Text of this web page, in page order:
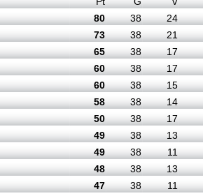
80 38
24
73 38
21
65 38
17
60 38
17
60 38
15
58 38
14
50 38
17
49 38
13
49 38
11
48 38
13
47 38
11